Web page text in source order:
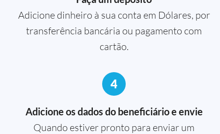
Adicione dinheiro à sua conta em Dólares, por
transferência bancária ou pagamento com
cartão.
4
Adicione os dados do beneficiário e envie
Quando estiver pronto para enviar um